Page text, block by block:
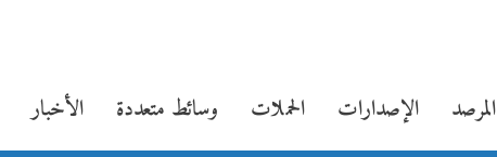
الإصدارات الحملات وسائط متعددة الأخبار